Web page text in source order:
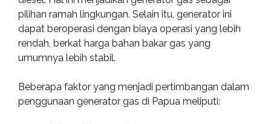
pilihan ramah lingkungan. Selain itu, generator ini
dapat beroperasi dengan biaya operasi yang lebih
rendah, berkat harga bahan bakar gas yang
umumnya lebih stabil.
Beberapa faktor yang menjadi pertimbangan dalam
penggunaan generator gas di Papua meliputi: